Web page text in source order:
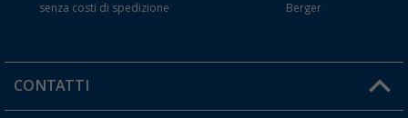
senza costi di spedizione
Berger
CONTATTI